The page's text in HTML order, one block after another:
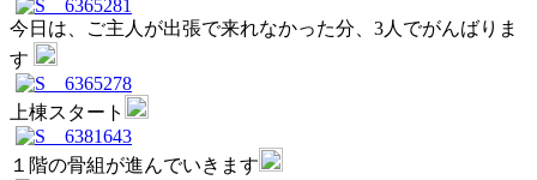
今日は、ご主人が出張で来れなかった分、3人でがんばりま
す
上棟スタート
１階の骨組が進んでいきます